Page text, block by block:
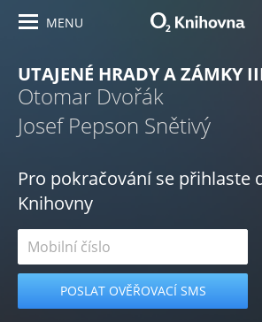
MENU
UTAJENÉ HRADY A ZÁMKY
Otomar Dvořák
Josef Pepson Snětivý
Pro pokračování se přihlaste
Knihovny